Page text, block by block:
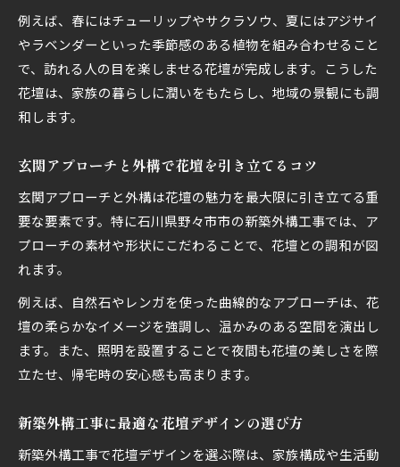
新築外構工事は引き渡し後でも柔軟に進められ
る
外構工事のタイミングと花壇設置のポイント
新築外構工事で後から花壇を追加する方法
新築外構工事の花壇設計を計画的に進めるコツ
椿をモチーフにした花壇で地元愛を形にするアイデ
ア
新築外構工事で椿花壇を取り入れるデザイン術
力
新築外構工事で椿を活かした外構アプローチ提
案
椿の花壇が家族と地域をつなぐ外構工事の工夫
新築外構工事で椿花壇を門柱や玄関に映える形
例えば、春にはチューリップやサクラソウ、夏にはアジサイ
やラベンダーといった季節感のある植物を組み合わせること
で、訪れる人の目を楽しませる花壇が完成します。こうした
花壇は、家族の暮らしに潤いをもたらし、地域の景観にも調
和します。
玄関アプローチと外構で花壇を引き立てるコツ
玄関アプローチと外構は花壇の魅力を最大限に引き立てる重
要な要素です。特に石川県野々市市の新築外構工事では、ア
プローチの素材や形状にこだわることで、花壇との調和が図
れます。
例えば、自然石やレンガを使った曲線的なアプローチは、花
壇の柔らかなイメージを強調し、温かみのある空間を演出し
ます。また、照明を設置することで夜間も花壇の美しさを際
立たせ、帰宅時の安心感も高まります。
新築外構工事に最適な花壇デザインの選び方
新築外構工事で花壇デザインを選ぶ際は、家族構成や生活動